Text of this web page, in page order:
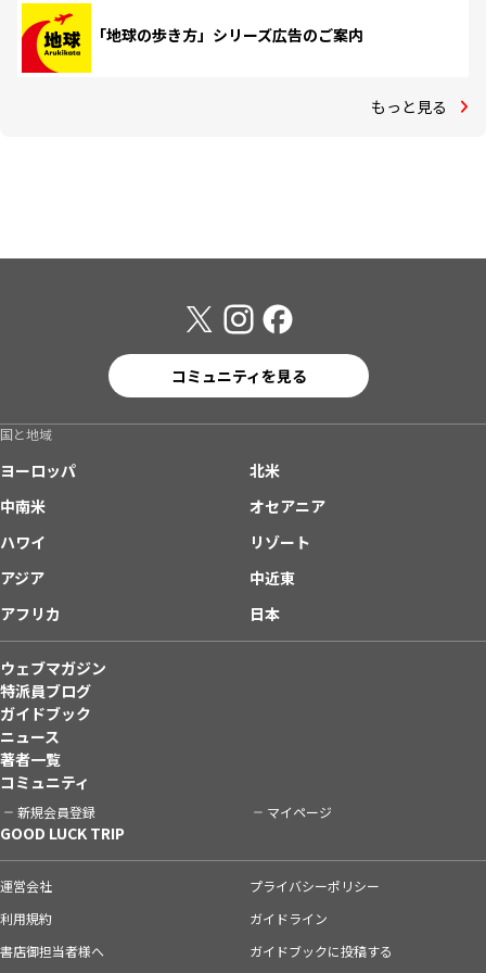
「地球の歩き方」シリーズ広告のご案内
もっと見る
コミュニティを見る
国と地域
ヨーロッパ
北米
中南米
オセアニア
ハワイ
リゾート
アジア
中近東
アフリカ
日本
ウェブマガジン
特派員ブログ
ガイドブック
ニュース
著者一覧
コミュニティ
新規会員登録 マイページ
GOOD LUCK TRIP
運営会社
プライバシーポリシー
利用規約
ガイドライン
書店御担当者様へ
ガイドブックに投稿する